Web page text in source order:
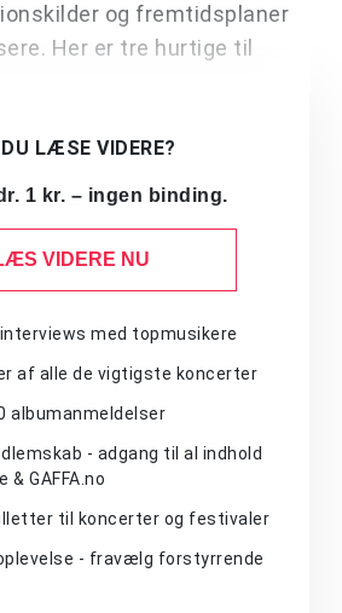
og fremtidsplaner
Her er tre hurtige til
LÆSE VIDERE?
1 kr. – ingen binding.
VIDERE NU
med topmusikere
af alle de vigtigste koncerter
albumanmeldelser
- adgang til al indhold
& GAFFA.no
til koncerter og festivaler
- fravælg forstyrrende